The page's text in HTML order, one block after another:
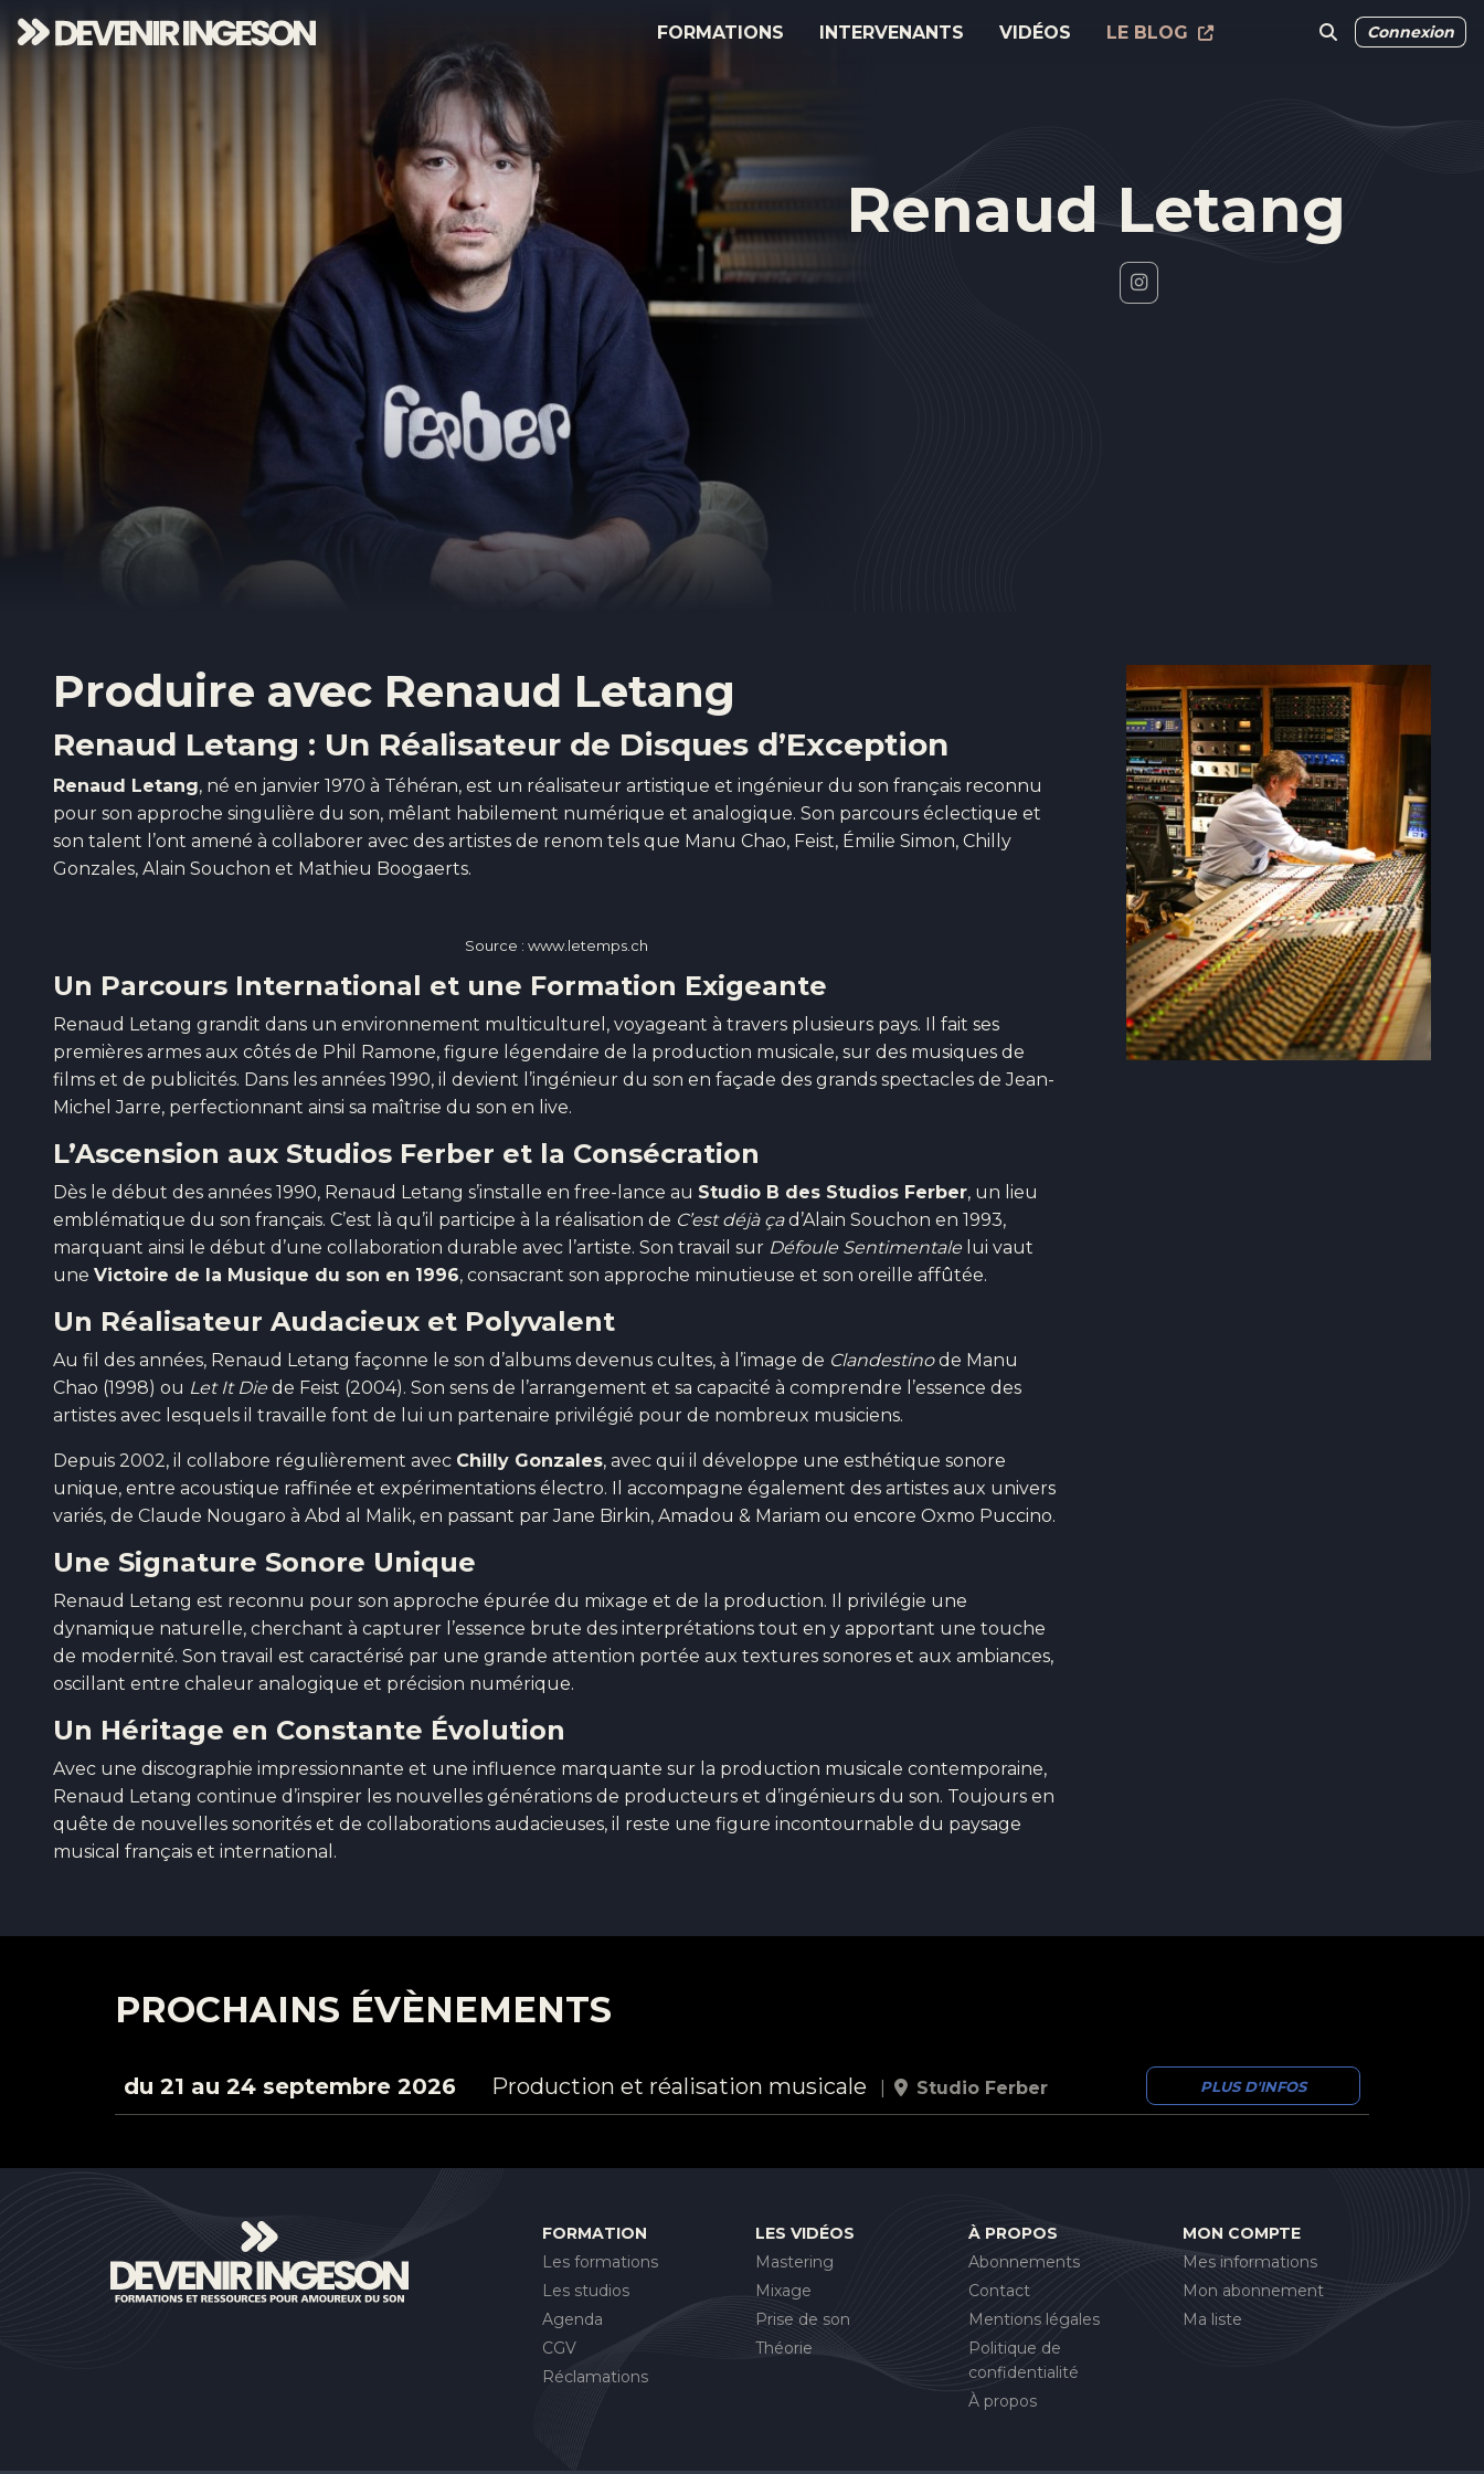
FORMATIONS INTERVENANTS VIDÉOS LE BLOG Connexion
Renaud Letang
Produire avec Renaud Letang
Renaud Letang : Un Réalisateur de Disques d’Exception
Renaud Letang, né en janvier 1970 à Téhéran, est un réalisateur artistique et ingénieur du son français reconnu
pour son approche singulière du son, mêlant habilement numérique et analogique. Son parcours éclectique et
son talent l’ont amené à collaborer avec des artistes de renom tels que Manu Chao, Feist, Émilie Simon, Chilly
Gonzales, Alain Souchon et Mathieu Boogaerts.
Source : www.letemps.ch
Un Parcours International et une Formation Exigeante
Renaud Letang grandit dans un environnement multiculturel, voyageant à travers plusieurs pays. Il fait ses
premières armes aux côtés de Phil Ramone, figure légendaire de la production musicale, sur des musiques de
films et de publicités. Dans les années 1990, il devient l’ingénieur du son en façade des grands spectacles de Jean-
Michel Jarre, perfectionnant ainsi sa maîtrise du son en live.
L’Ascension aux Studios Ferber et la Consécration
Dès le début des années 1990, Renaud Letang s’installe en free-lance au Studio B des Studios Ferber, un lieu
emblématique du son français. C’est là qu’il participe à la réalisation de C’est déjà çad’Alain Souchon en 1993,
marquant ainsi le début d’une collaboration durable avec l’artiste. Son travail sur Défoule Sentimentale lui vaut
une Victoire de la Musique du son en 1996, consacrant son approche minutieuse et son oreille affûtée.
Un Réalisateur Audacieux et Polyvalent
Au fil des années, Renaud Letang façonne le son d’albums devenus cultes, à l’image de Clandestinode Manu
Chao (1998) ou Let It Die de Feist (2004). Son sens de l’arrangement et sa capacité à comprendre l’essence des
artistes avec lesquels il travaille font de lui un partenaire privilégié pour de nombreux musiciens.
Depuis 2002, il collabore régulièrement avec Chilly Gonzales, avec qui il développe une esthétique sonore
unique, entre acoustique raffinée et expérimentations électro. Il accompagne également des artistes aux univers
variés, de Claude Nougaro à Abd al Malik, en passant par Jane Birkin, Amadou & Mariam ou encore Oxmo Puccino.
Une Signature Sonore Unique
Renaud Letang est reconnu pour son approche épurée du mixage et de la production. Il privilégie une
dynamique naturelle, cherchant à capturer l’essence brute des interprétations tout en y apportant une touche
de modernité. Son travail est caractérisé par une grande attention portée aux textures sonores et aux ambiances,
oscillant entre chaleur analogique et précision numérique.
Un Héritage en Constante Évolution
Avec une discographie impressionnante et une influence marquante sur la production musicale contemporaine,
Renaud Letang continue d’inspirer les nouvelles générations de producteurs et d’ingénieurs du son. Toujours en
quête de nouvelles sonorités et de collaborations audacieuses, il reste une figure incontournable du paysage
musical français et international.
PROCHAINS ÉVÈNEMENTS
du 21 au 24 septembre 2026 Production et réalisation musicale Studio Ferber PLUS D'INFOS
FORMATION
Les formations
Les studios
Agenda
CGV
Réclamations
LES VIDÉOS
Mastering
Mixage
Prise de son
Théorie
À PROPOS
Abonnements
Contact
Mentions légales
Politique de
confidentialité
À propos
MON COMPTE
Mes informations
Mon abonnement
Ma liste